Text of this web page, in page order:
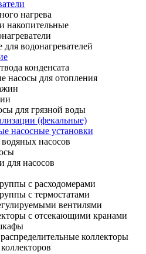
нагрева
накопительные
водонагревателей
конденсата
насосы для отопления
для грязной воды
(фекальные)
насосные установки
насосов
для насосов
с расходомерами
с термостатами
вентилями
с отсекающими кранами
коллекторы